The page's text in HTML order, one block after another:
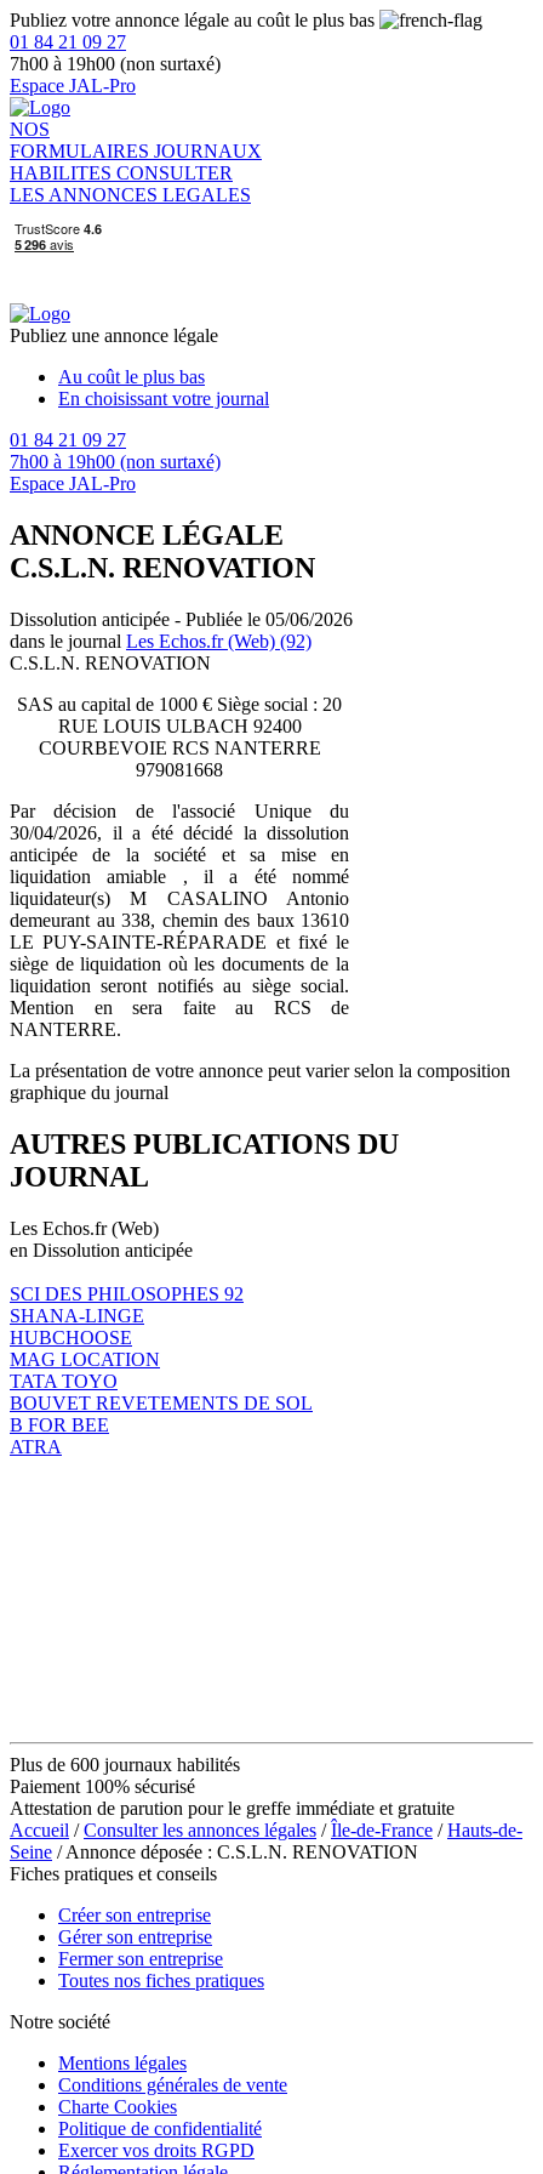
Publiez votre annonce légale au coût le plus bas
01 84 21 09 27
7h00 à 19h00 (non surtaxé)
Espace JAL-Pro
NOS
FORMULAIRES JOURNAUX
HABILITES CONSULTER
LES ANNONCES LEGALES
Publiez une annonce légale
Au coût le plus bas
En choisissant votre journal
01 84 21 09 27
7h00 à 19h00 (non surtaxé)
Espace JAL-Pro
ANNONCE LÉGALE
C.S.L.N. RENOVATION
Dissolution anticipée - Publiée le 05/06/2026
dans le journal Les Echos.fr (Web) (92)
C.S.L.N. RENOVATION
SAS au capital de 1000 € Siège social : 20
RUE LOUIS ULBACH 92400
COURBEVOIE RCS NANTERRE
979081668
Par décision de l'associé Unique du
30/04/2026, il a été décidé la dissolution
anticipée de la société et sa mise en
liquidation amiable , il a été nommé
liquidateur(s) M CASALINO Antonio
demeurant au 338, chemin des baux 13610
LE PUY-SAINTE-RÉPARADE et fixé le
siège de liquidation où les documents de la
liquidation seront notifiés au siège social.
Mention en sera faite au RCS de
NANTERRE.
La présentation de votre annonce peut varier selon la composition
graphique du journal
AUTRES PUBLICATIONS DU
JOURNAL
Les Echos.fr (Web)
en Dissolution anticipée
SCI DES PHILOSOPHES 92
SHANA-LINGE
HUBCHOOSE
MAG LOCATION
TATA TOYO
BOUVET REVETEMENTS DE SOL
B FOR BEE
ATRA
Plus de 600 journaux habilités
Paiement 100% sécurisé
Attestation de parution pour le greffe immédiate et gratuite
Accueil /Consulter les annonces légales /Île-de-France /Hauts-de-
Seine / Annonce déposée : C.S.L.N. RENOVATION
Fiches pratiques et conseils
Créer son entreprise
Gérer son entreprise
Fermer son entreprise
Toutes nos fiches pratiques
Notre société
Mentions légales
Conditions générales de vente
Charte Cookies
Politique de confidentialité
Exercer vos droits RGPD